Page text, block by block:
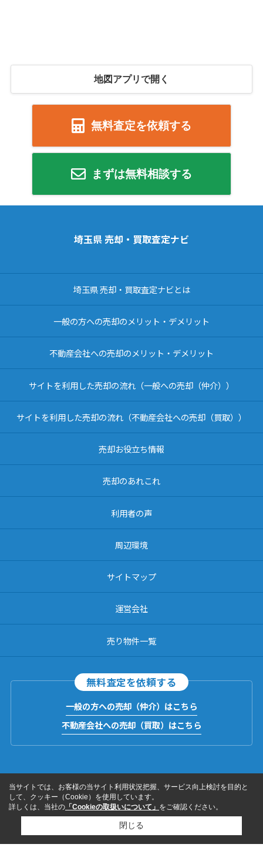
地図アプリで開く
無料査定を依頼する
まずは無料相談する
埼玉県 売却・買取査定ナビ
埼玉県 売却・買取査定ナビとは
一般の方への売却のメリット・デメリット
不動産会社への売却のメリット・デメリット
サイトを利用した売却の流れ（一般への売却（仲介））
サイトを利用した売却の流れ（不動産会社への売却（買取））
売却お役立ち情報
売却のあれこれ
利用者の声
周辺環境
サイトマップ
運営会社
売り物件一覧
無料査定を依頼する
一般の方への売却（仲介）はこちら
不動産会社への売却（買取）はこちら
当サイトでは、お客様の当サイト利用状況把握、サービス向上検討を目的と
して、クッキー（Cookie）を使用しています。
詳しくは、当社の 「Cookieの取扱いについて」 をご確認ください。
閉じる